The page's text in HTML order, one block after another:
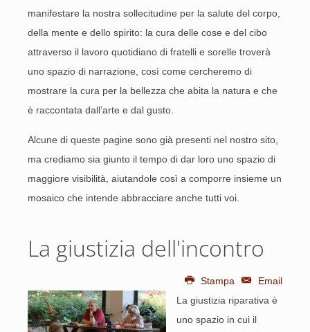
manifestare la nostra sollecitudine per la salute del corpo,
della mente e dello spirito: la cura delle cose e del cibo
attraverso il lavoro quotidiano di fratelli e sorelle troverà
uno spazio di narrazione, così come cercheremo di
mostrare la cura per la bellezza che abita la natura e che
è raccontata dall’arte e dal gusto.
Alcune di queste pagine sono già presenti nel nostro sito,
ma crediamo sia giunto il tempo di dar loro uno spazio di
maggiore visibilità, aiutandole così a comporre insieme un
mosaico che intende abbracciare anche tutti voi.
La giustizia dell'incontro
Stampa
Email
La giustizia riparativa è
uno spazio in cui il